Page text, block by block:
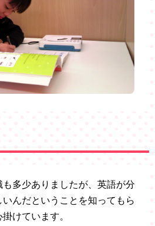
多少ありましたが、英語が分
んだということを知ってもら
けています。